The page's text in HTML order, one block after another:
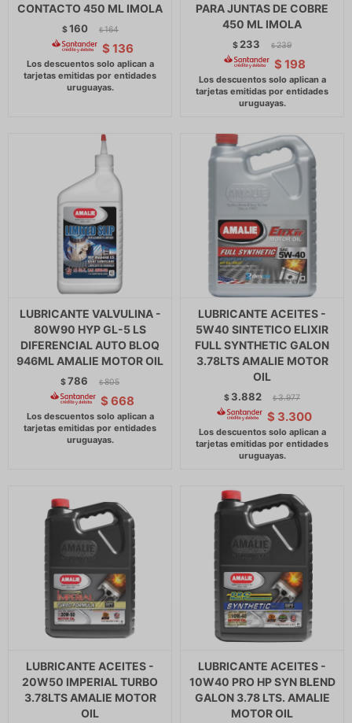
CONTACTO 450 ML IMOLA
$160 $ 164
$ 136
PARA JUNTAS DE COBRE
450 ML IMOLA
$ 233 $ 239
$ 198
LUBRICANTE VALVULINA -
80W90 HYP GL-5 LS
DIFERENCIAL AUTO BLOQ
946ML AMALIE MOTOR OIL
$786 $ 805
$ 668
LUBRICANTE ACEITES -
5W40 SINTETICO ELIXIR
FULL SYNTHETIC GALON
3.78LTS AMALIE MOTOR
OIL
$ 3.882 $ 3.977
$ 3.300
LUBRICANTE ACEITES -
20W50 IMPERIAL TURBO
3.78LTS AMALIE MOTOR
OIL
LUBRICANTE ACEITES -
10W40 PRO HP SYN BLEND
GALON 3.78 LTS. AMALIE
MOTOR OIL